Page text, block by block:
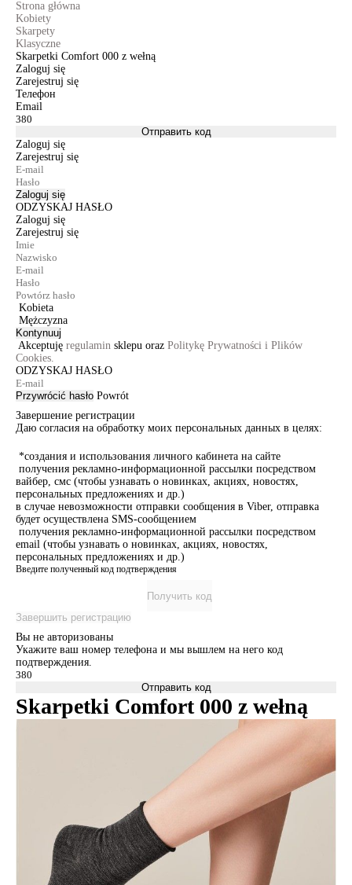
Strona główna
Kobiety
Skarpety
Klasyczne
Skarpetki Comfort 000 z wełną
Zaloguj się
Zarejestruj się
Телефон
Email
Отправить код
Zaloguj się
Zarejestruj się
Zaloguj się
ODZYSKAJ HASŁO
Zaloguj się
Zarejestruj się
Kobieta
Mężczyzna
Kontynuuj
Akceptuję regulamin sklepu oraz Politykę Prywatności i Plików
Cookies.
ODZYSKAJ HASŁO
Przywrócić hasło Powrót
Завершение регистрации
Даю согласия на обработку моих персональных данных в целях:
*создания и использования личного кабинета на сайте
получения рекламно-информационной рассылки посредством
вайбер, смс (чтобы узнавать о новинках, акциях, новостях,
персональных предложениях и др.)
в случае невозможности отправки сообщения в Viber, отправка
будет осуществлена SMS-сообщением
получения рекламно-информационной рассылки посредством
email (чтобы узнавать о новинках, акциях, новостях,
персональных предложениях и др.)
Введите полученный код подтверждения
Получить код
Завершить регистрацию
Вы не авторизованы
Укажите ваш номер телефона и мы вышлем на него код
подтверждения.
Отправить код
Skarpetki Comfort 000 z wełną